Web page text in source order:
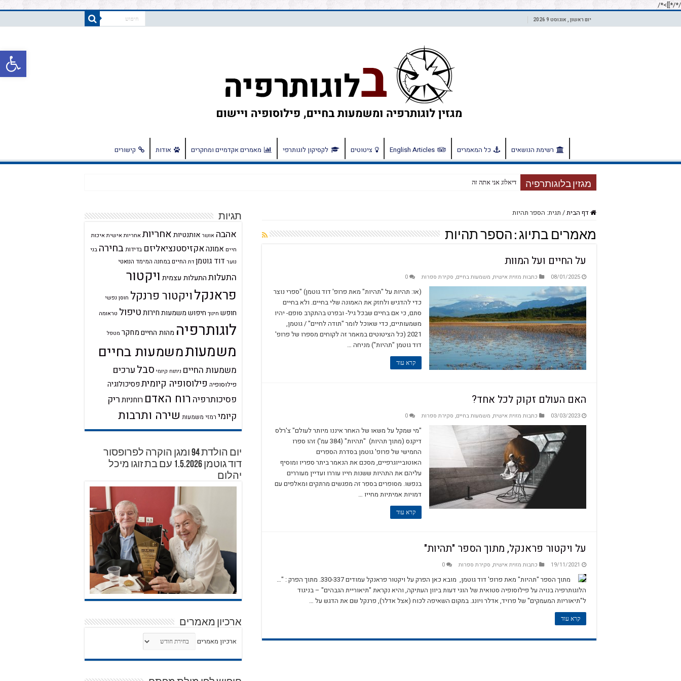
/*
/*]]>*/
יום ראשון , אוגוסט 9 2026
רשימת הנושאים כל המאמרים English Articles ציטוטים לקסיקון לוגותרפי מאמרים אקדמיים ומחקרים אודות קישורים
מגזין בלוגותרפיה דיאלוג אני אתה זה
דף הבית/ תגית: הספר תהיות
מאמרים בתיוג : הספר תהיות
על החיים ועל המוות
08/01/2025 כתבות מזוית אישית, משמעות בחיים, סקירת ספרות 0
(או: תהיות על "תהיות" מאת פרופ' דוד גוטמן) "ספרי נוצר
כדי להדגיש ולחזק את האמונה שלי בחיים. ולא בחיים
סתם, כי אם בחיים שבכל גיל- ובפרט בהתקרב סופם- יהיו
משמעותיים, כדי שאוכל לומר "תודה לחיים" / גוטמן,
2021 (כל הציטוטים במאמר זה לקוחים מספרו של פרופ'
דוד גוטמן "תהיות") מניחה …
קרא עוד
האם העולם זקוק לכל אחד?
03/03/2023 כתבות מזוית אישית, משמעות בחיים, סקירת ספרות 0
"מי שמקל על משאו של האחר איננו מיותר לעולם" צ'רלס
דיקנס (מתוך תהיות) "תהיות" (384 עמ') זהו ספרו
החמישי של פרופ' גוטמן בסדרת הספרים
האוטובייוגרפיים, מסכם את הנאמר ביתר ספריו ומוסיף
עליהם את התהיות ששנות חייו עוררו ועדיין מעוררים
בנפשו. מסופרים בספר זה מפגשים מרתקים ומאלפים עם
דמויות אמיתיות מחייו …
קרא עוד
על ויקטור פראנקל, מתוך הספר "תהיות"
19/11/2021 כתבות מזוית אישית, סקירת ספרות 0
מתוך הספר "תהיות" מאת פרופ' דוד גוטמן, מובא כאן הפרק על ויקטור פראנקל עמודים 330-337. מתוך הפרק : "…
הלוגותרפיה בנויה על פילוסופיה סטואית של הוגי דעות ביוון העתיקה, והיא נקראת "תיאוריית הגבהים" – בניגוד
ל"תיאוריות המעמקים" של פרויד, אדלר ויונג. במקום השאיפה לכוח (אצל אדלר), פרנקל שם את הדגש על …
קרא עוד
תגיות
אהבה אושר אותנטיותאחריותאחריות אישיתאיכות
חיים אמונהאקזיסטנציאליזם בדידותבחירה בני
נוער דוד גוטמן דת החיים במחנה המימד הנואטי
התעלותהתעלות עצמית ויקטור
פראנקלויקטור פרנקל חוסן נפשי
חופש חינוך חיפוש משמעותחירותטיפול טראומה
לוגותרפיה מהות החייםמחקר מטפל
משמעותמשמעות בחיים
משמעות החיים ניתוח קיומי סבלערכים
פילוסופיה פילוסופיה קיומיתפסיכולוגיה
פסיכותרפיה רוח האדם רוחניותריק
קיומי רמזי משמעות שירה ותרבות
יום הולדת 94 ומגן הוקרה לפרופסור
דוד גוטמן 1.5.2026 עם בת זוגו מיכל
יהלום
ארכיון מאמרים
ארכיון מאמרים